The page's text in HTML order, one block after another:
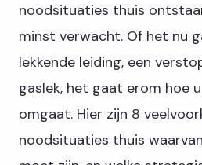
noodsituaties thuis
minst verwacht. Of het nu
lekkende leiding, een
gaslek, het gaat erom hoe
omgaat. Hier zijn 8
noodsituaties thuis